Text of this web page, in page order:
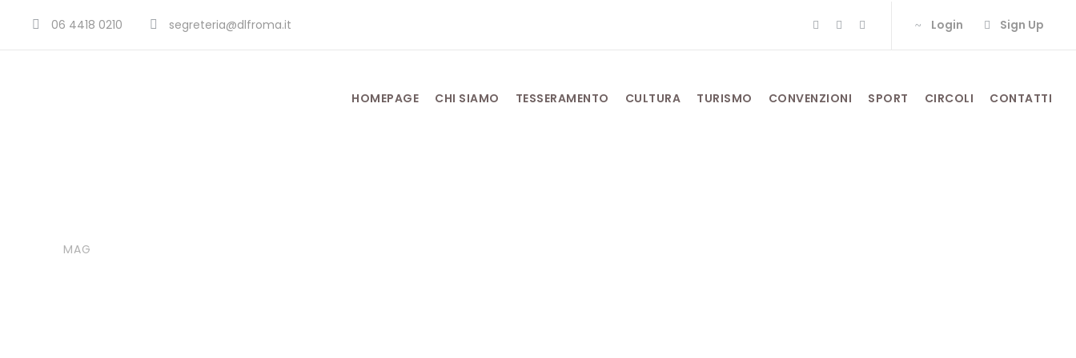
06 4418 0210 segreteria@dlfroma.it Login Sign Up
HOMEPAGE CHI SIAMO TESSERAMENTO CULTURA TURISMO CONVENZIONI SPORT CIRCOLI CONTATTI
MAG